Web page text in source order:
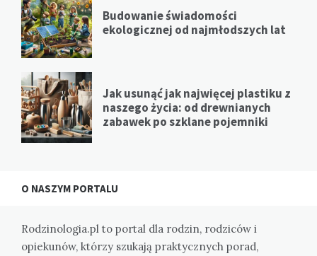
Budowanie świadomości
ekologicznej od najmłodszych lat
Jak usunąć jak najwięcej plastiku z
naszego życia: od drewnianych
zabawek po szklane pojemniki
O NASZYM PORTALU
Rodzinologia.pl to portal dla rodzin, rodziców i
opiekunów, którzy szukają praktycznych porad,